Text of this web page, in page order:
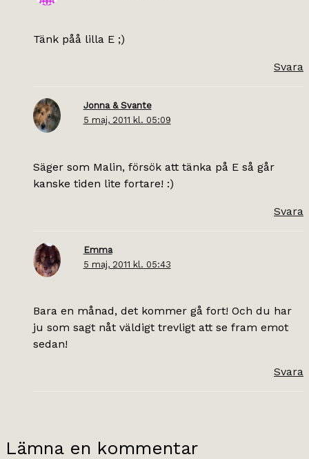
Tänk påå lilla E ;)
Svara
Jonna & Svante
5 maj, 2011 kl. 05:09
Säger som Malin, försök att tänka på E så går
kanske tiden lite fortare! :)
Svara
Emma
5 maj, 2011 kl. 05:43
Bara en månad, det kommer gå fort! Och du har
ju som sagt nåt väldigt trevligt att se fram emot
sedan!
Svara
Lämna en kommentar